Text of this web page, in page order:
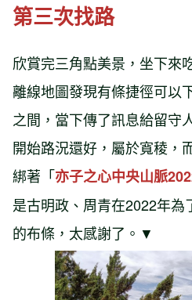
第三次找路
欣賞完三角點美景，坐下來
離線地圖發現有條捷徑可以
之間，當下傳了訊息給留守
開始路況還好，屬於寬稜，
綁著「亦子之心中央山脈
是古明政、周青在2022年為
的布條，太感謝了。▼